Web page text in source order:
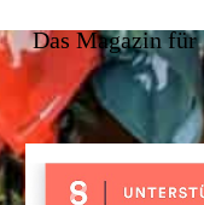
Das Magazin für